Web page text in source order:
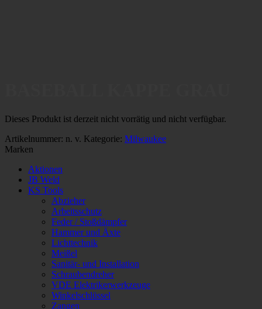
Dieses Produkt ist derzeit nicht vorrätig und nicht verfügbar.
Artikelnummer: n. v. Kategorie: Milwaukee
Marken
Aktionen
JB Weld
KS Tools
Abzieher
Arbeitsschutz
Feder / Stoßdämpfer
Hammer und Äxte
Lichttechnik
Meißel
Sanitär- und Installation
Schraubendreher
VDE Elektrikerwerkzeuge
Winkelschlüssel
Zangen